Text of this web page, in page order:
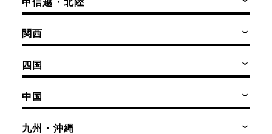
甲信越・北陸
関西
四国
中国
九州・沖縄